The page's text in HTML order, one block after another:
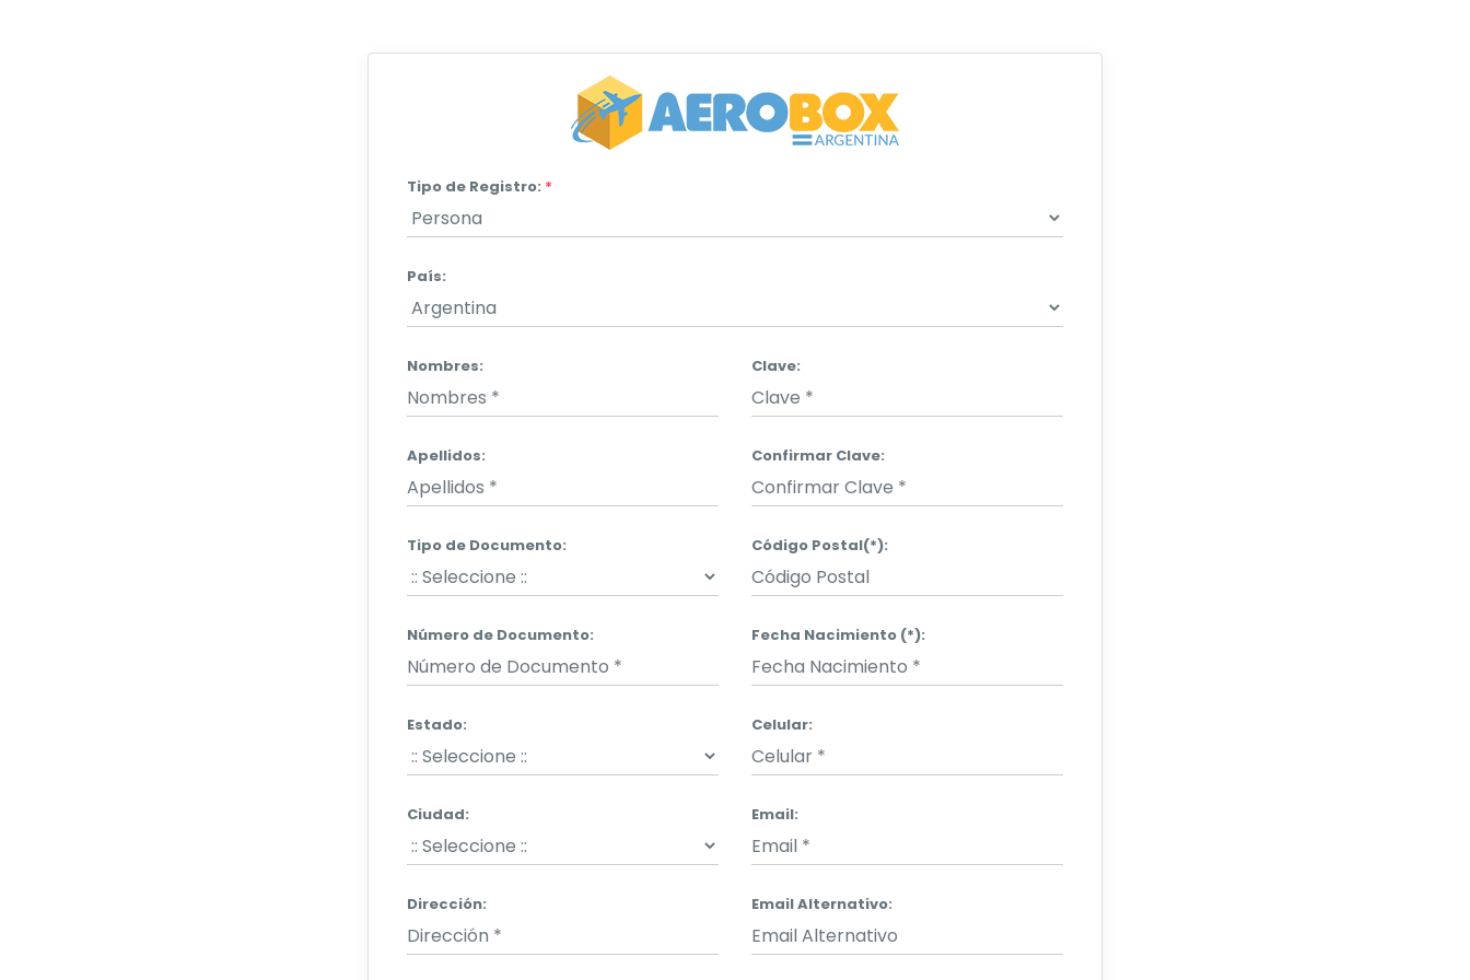
Tipo de Registro: *
País:
Nombres:
Apellidos:
Tipo de Documento:
Número de Documento:
Estado:
Ciudad:
Dirección:
Clave:
Confirmar Clave:
Código Postal(*):
Fecha Nacimiento (*):
Celular:
Email:
Email Alternativo: